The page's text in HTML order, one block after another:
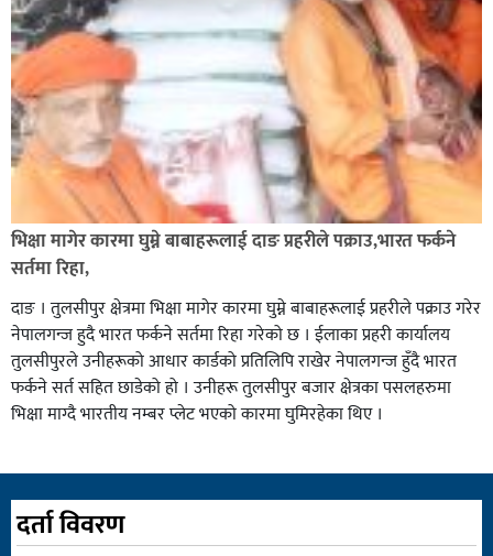
भिक्षा मागेर कारमा घुम्ने बाबाहरूलाई दाङ प्रहरीले पक्राउ,भारत फर्कने
सर्तमा रिहा,
दाङ । तुलसीपुर क्षेत्रमा भिक्षा मागेर कारमा घुम्ने बाबाहरूलाई प्रहरीले पक्राउ गरेर
नेपालगन्ज हुदै भारत फर्कने सर्तमा रिहा गरेको छ । ईलाका प्रहरी कार्यालय
तुलसीपुरले उनीहरूको आधार कार्डको प्रतिलिपि राखेर नेपालगन्ज हुँदै भारत
फर्कने सर्त सहित छाडेको हो । उनीहरू तुलसीपुर बजार क्षेत्रका पसलहरुमा
भिक्षा माग्दै भारतीय नम्बर प्लेट भएको कारमा घुमिरहेका थिए ।
दर्ता विवरण